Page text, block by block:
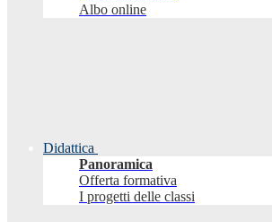
Albo online
Didattica
Panoramica
Offerta formativa
I progetti delle classi